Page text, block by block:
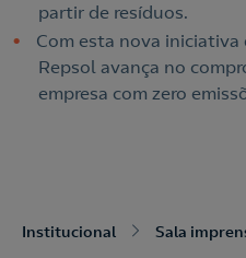
Nós ligamos!
partir de resíduos.
Com esta nova iniciativa
Repsol avança no
empresa com zero
Institucional Sala